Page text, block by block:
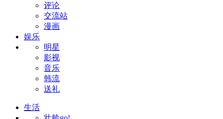
评论
交流站
漫画
娱乐
明星
影视
音乐
韩流
送礼
生活